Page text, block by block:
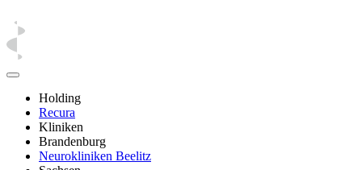
Holding
Recura
Kliniken
Brandenburg
Neurokliniken Beelitz